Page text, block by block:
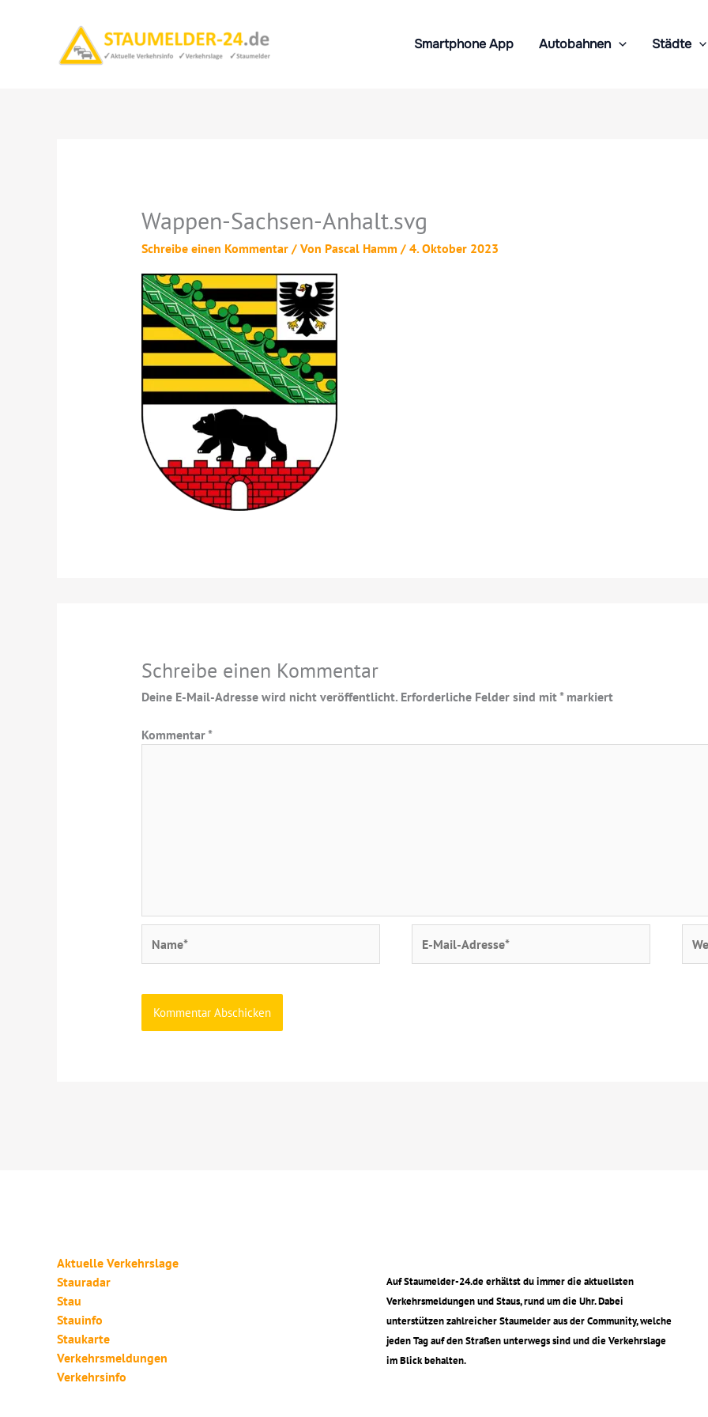
Smartphone App Autobahnen Städte
Wappen-Sachsen-Anhalt.svg
Schreibe einen Kommentar / Von Pascal Hamm / 4. Oktober 2023
Schreibe einen Kommentar
Deine E-Mail-Adresse wird nicht veröffentlicht. Erforderliche Felder sind mit*markiert
Kommentar*
Mail-
Aktuelle Verkehrslage
Stauradar
Stau
Stauinfo
Staukarte
Verkehrsmeldungen
Verkehrsinfo
Auf Staumelder-24.de erhältst du immer die aktuellsten
Verkehrsmeldungen und Staus, rund um die Uhr. Dabei
unterstützen zahlreicher Staumelder aus der Community, welche
jeden Tag auf den Straßen unterwegs sind und die Verkehrslage
im Blick behalten.